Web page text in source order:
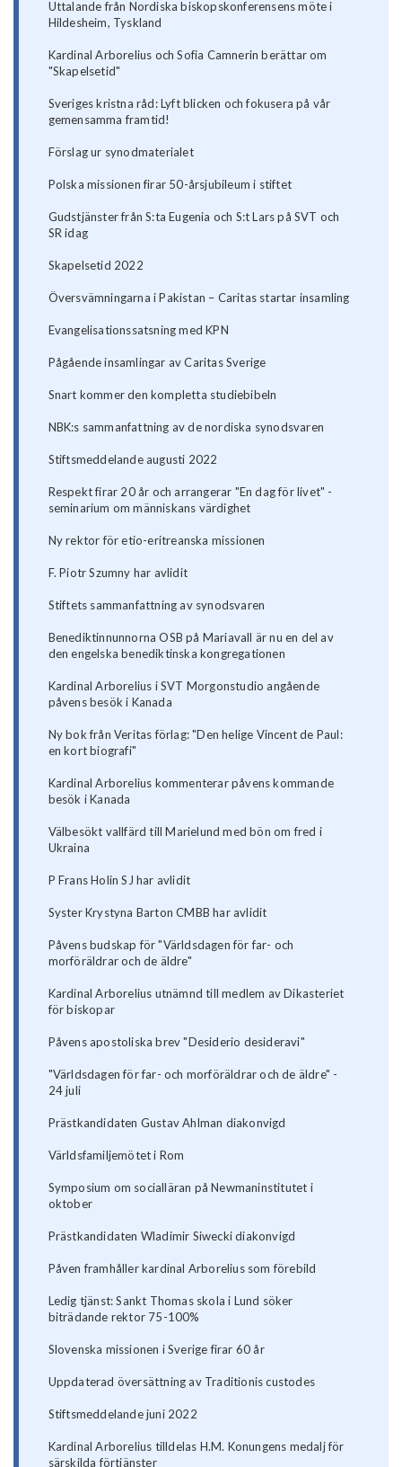
Uttalande från Nordiska biskopskonferensens möte i
Hildesheim, Tyskland
Kardinal Arborelius och Sofia Camnerin berättar om
"Skapelsetid"
Sveriges kristna råd: Lyft blicken och fokusera på vår
gemensamma framtid!
Förslag ur synodmaterialet
Polska missionen firar 50-årsjubileum i stiftet
Gudstjänster från S:ta Eugenia och S:t Lars på SVT och
SR idag
Skapelsetid 2022
Översvämningarna i Pakistan – Caritas startar insamling
Evangelisationssatsning med KPN
Pågående insamlingar av Caritas Sverige
Snart kommer den kompletta studiebibeln
NBK:s sammanfattning av de nordiska synodsvaren
Stiftsmeddelande augusti 2022
Respekt firar 20 år och arrangerar "En dag för livet" -
seminarium om människans värdighet
Ny rektor för etio-eritreanska missionen
F. Piotr Szumny har avlidit
Stiftets sammanfattning av synodsvaren
Benediktinnunnorna OSB på Mariavall är nu en del av
den engelska benediktinska kongregationen
Kardinal Arborelius i SVT Morgonstudio angående
påvens besök i Kanada
Ny bok från Veritas förlag: "Den helige Vincent de Paul:
en kort biografi"
Kardinal Arborelius kommenterar påvens kommande
besök i Kanada
Välbesökt vallfärd till Marielund med bön om fred i
Ukraina
P Frans Holin SJ har avlidit
Syster Krystyna Barton CMBB har avlidit
Påvens budskap för "Världsdagen för far- och
morföräldrar och de äldre"
Kardinal Arborelius utnämnd till medlem av Dikasteriet
för biskopar
Påvens apostoliska brev "Desiderio desideravi"
"Världsdagen för far- och morföräldrar och de äldre" -
24 juli
Prästkandidaten Gustav Ahlman diakonvigd
Världsfamiljemötet i Rom
Symposium om socialläran på Newmaninstitutet i
oktober
Prästkandidaten Wladimir Siwecki diakonvigd
Påven framhåller kardinal Arborelius som förebild
Ledig tjänst: Sankt Thomas skola i Lund söker
biträdande rektor 75-100%
Slovenska missionen i Sverige firar 60 år
Uppdaterad översättning av Traditionis custodes
Stiftsmeddelande juni 2022
Kardinal Arborelius tilldelas H.M. Konungens medalj för
särskilda förtjänster